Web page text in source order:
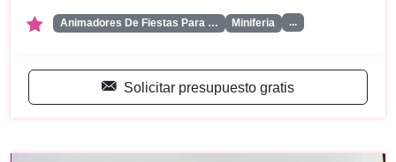
Animadores De Fiestas Para … Miniferia ...
Solicitar presupuesto gratis